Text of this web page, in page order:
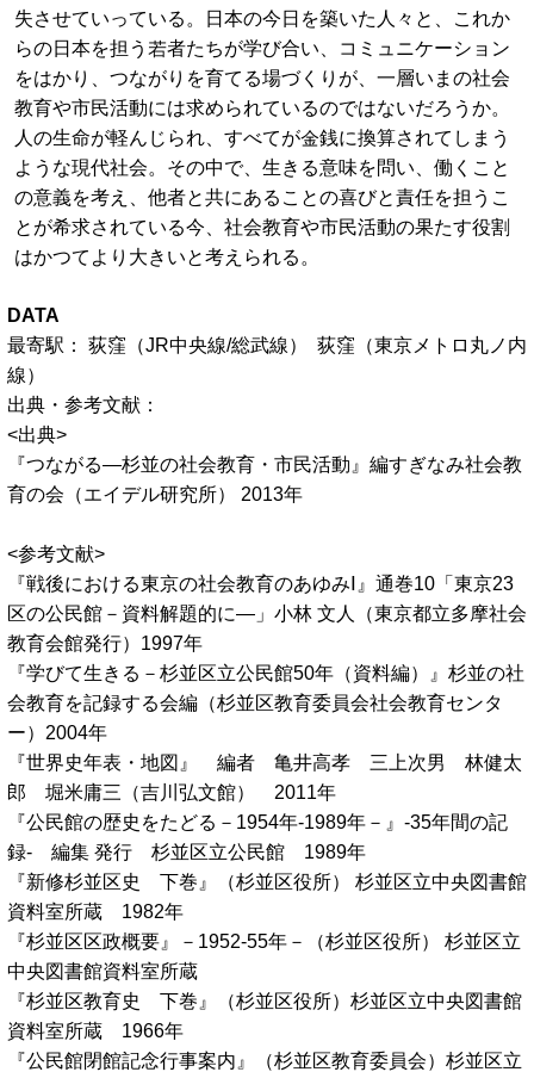
失させていっている。日本の今日を築いた人々と、これか
らの日本を担う若者たちが学び合い、コミュニケーション
をはかり、つながりを育てる場づくりが、一層いまの社会
教育や市民活動には求められているのではないだろうか。
人の生命が軽んじられ、すべてが金銭に換算されてしまう
ような現代社会。その中で、生きる意味を問い、働くこと
の意義を考え、他者と共にあることの喜びと責任を担うこ
とが希求されている今、社会教育や市民活動の果たす役割
はかつてより大きいと考えられる。
DATA
最寄駅： 荻窪（JR中央線/総武線） 荻窪（東京メトロ丸ノ内
線）
出典・参考文献：
<出典>
『つながる―杉並の社会教育・市民活動』編すぎなみ社会教
育の会（エイデル研究所） 2013年
<参考文献>
『戦後における東京の社会教育のあゆみⅠ』通巻10「東京23
区の公民館－資料解題的に―」小林 文人（東京都立多摩社会
教育会館発行）1997年
『学びて生きる－杉並区立公民館50年（資料編）』杉並の社
会教育を記録する会編（杉並区教育委員会社会教育センタ
ー）2004年
『世界史年表・地図』 編者 亀井高孝 三上次男 林健太
郎 堀米庸三（吉川弘文館） 2011年
『公民館の歴史をたどる－1954年-1989年－』-35年間の記
録- 編集 発行 杉並区立公民館 1989年
『新修杉並区史 下巻』（杉並区役所） 杉並区立中央図書館
資料室所蔵 1982年
『杉並区区政概要』－1952-55年－（杉並区役所） 杉並区立
中央図書館資料室所蔵
『杉並区教育史 下巻』（杉並区役所）杉並区立中央図書館
資料室所蔵 1966年
『公民館閉館記念行事案内』（杉並区教育委員会）杉並区立